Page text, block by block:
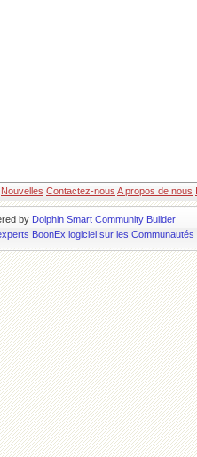
Nouvelles Contactez-nous A propos de nous
by Dolphin Smart Community Builder
BoonEx logiciel sur les Communautés